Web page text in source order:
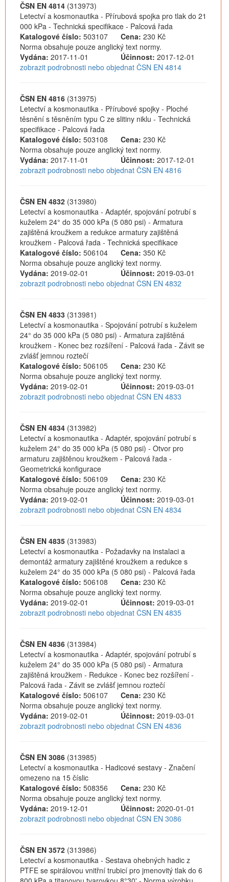
ČSN EN 4814 (313973)
Letectví a kosmonautika - Přírubová spojka pro tlak do 21
000 kPa - Technická specifikace - Palcová řada
Katalogové číslo: 503107 Cena: 230 Kč
Norma obsahuje pouze anglický text normy.
Vydána: 2017-11-01 Účinnost: 2017-12-01
zobrazit podrobnosti nebo objednat ČSN EN 4814
ČSN EN 4816 (313975)
Letectví a kosmonautika - Přírubové spojky - Ploché
těsnění s těsněním typu C ze slitiny niklu - Technická
specifikace - Palcová řada
Katalogové číslo: 503108 Cena: 230 Kč
Norma obsahuje pouze anglický text normy.
Vydána: 2017-11-01 Účinnost: 2017-12-01
zobrazit podrobnosti nebo objednat ČSN EN 4816
ČSN EN 4832 (313980)
Letectví a kosmonautika - Adaptér, spojování potrubí s
kuželem 24° do 35 000 kPa (5 080 psi) - Armatura
zajištěná kroužkem a redukce armatury zajištěná
kroužkem - Palcová řada - Technická specifikace
Katalogové číslo: 506104 Cena: 350 Kč
Norma obsahuje pouze anglický text normy.
Vydána: 2019-02-01 Účinnost: 2019-03-01
zobrazit podrobnosti nebo objednat ČSN EN 4832
ČSN EN 4833 (313981)
Letectví a kosmonautika - Spojování potrubí s kuželem
24° do 35 000 kPa (5 080 psi) - Armatura zajištěná
kroužkem - Konec bez rozšíření - Palcová řada - Závit se
zvlášť jemnou roztečí
Katalogové číslo: 506105 Cena: 230 Kč
Norma obsahuje pouze anglický text normy.
Vydána: 2019-02-01 Účinnost: 2019-03-01
zobrazit podrobnosti nebo objednat ČSN EN 4833
ČSN EN 4834 (313982)
Letectví a kosmonautika - Adaptér, spojování potrubí s
kuželem 24° do 35 000 kPa (5 080 psi) - Otvor pro
armaturu zajištěnou kroužkem - Palcová řada -
Geometrická konfigurace
Katalogové číslo: 506109 Cena: 230 Kč
Norma obsahuje pouze anglický text normy.
Vydána: 2019-02-01 Účinnost: 2019-03-01
zobrazit podrobnosti nebo objednat ČSN EN 4834
ČSN EN 4835 (313983)
Letectví a kosmonautika - Požadavky na instalaci a
demontáž armatury zajištěné kroužkem a redukce s
kuželem 24° do 35 000 kPa (5 080 psi) - Palcová řada
Katalogové číslo: 506108 Cena: 230 Kč
Norma obsahuje pouze anglický text normy.
Vydána: 2019-02-01 Účinnost: 2019-03-01
zobrazit podrobnosti nebo objednat ČSN EN 4835
ČSN EN 4836 (313984)
Letectví a kosmonautika - Adaptér, spojování potrubí s
kuželem 24° do 35 000 kPa (5 080 psi) - Armatura
zajištěná kroužkem - Redukce - Konec bez rozšíření -
Palcová řada - Závit se zvlášť jemnou roztečí
Katalogové číslo: 506107 Cena: 230 Kč
Norma obsahuje pouze anglický text normy.
Vydána: 2019-02-01 Účinnost: 2019-03-01
zobrazit podrobnosti nebo objednat ČSN EN 4836
ČSN EN 3086 (313985)
Letectví a kosmonautika - Hadicové sestavy - Značení
omezeno na 15 číslic
Katalogové číslo: 508356 Cena: 230 Kč
Norma obsahuje pouze anglický text normy.
Vydána: 2019-12-01 Účinnost: 2020-01-01
zobrazit podrobnosti nebo objednat ČSN EN 3086
ČSN EN 3572 (313986)
Letectví a kosmonautika - Sestava ohebných hadic z
PTFE se spirálovou vnitřní trubicí pro jmenovitý tlak do 6